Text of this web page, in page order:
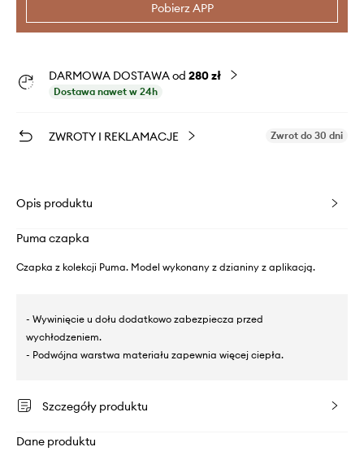
Pobierz APP
DARMOWA DOSTAWA od 280 zł
Dostawa nawet w 24h
ZWROTY I REKLAMACJE Zwrot do 30 dni
Opis produktu
Puma czapka
Czapka z kolekcji Puma. Model wykonany z dzianiny z aplikacją.
- Wywinięcie u dołu dodatkowo zabezpiecza przed
wychłodzeniem.
- Podwójna warstwa materiału zapewnia więcej ciepła.
Szczegóły produktu
Dane produktu